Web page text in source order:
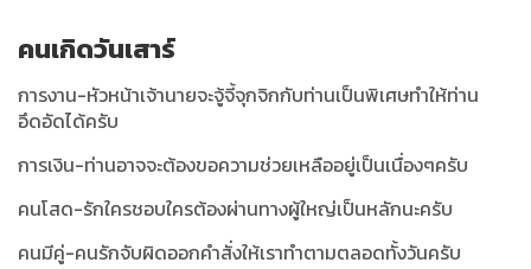
คนเกิดวันเสาร์
การงาน-หัวหน้าเจ้านายจะจู้จี้จุกจิกกับท่านเป็นพิเศษทำให้ท่าน
อึดอัดได้ครับ
การเงิน-ท่านอาจจะต้องขอความช่วยเหลืออยู่เป็นเนื่องๆครับ
คนโสด-รักใครชอบใครต้องผ่านทางผู้ใหญ่เป็นหลักนะครับ
คนมีคู่-คนรักจับผิดออกคำสั่งให้เราทำตามตลอดทั้งวันครับ